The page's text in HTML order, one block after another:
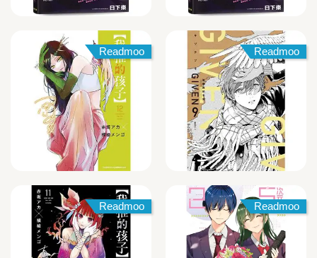
Readmoo Readmoo
Readmoo Readmoo